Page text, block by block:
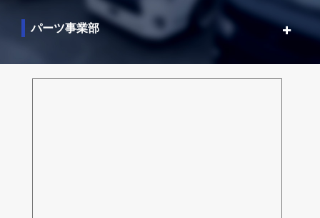
パーツ事業部